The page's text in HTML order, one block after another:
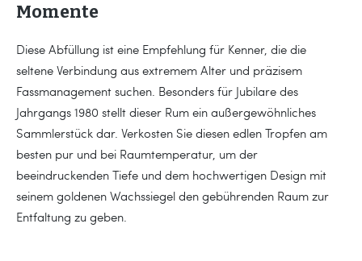
Momente
Diese Abfüllung ist eine Empfehlung für Kenner, die die
seltene Verbindung aus extremem Alter und präzisem
Fassmanagement suchen. Besonders für Jubilare des
Jahrgangs 1980 stellt dieser Rum ein außergewöhnliches
Sammlerstück dar. Verkosten Sie diesen edlen Tropfen am
besten pur und bei Raumtemperatur, um der
beeindruckenden Tiefe und dem hochwertigen Design mit
seinem goldenen Wachssiegel den gebührenden Raum zur
Entfaltung zu geben.